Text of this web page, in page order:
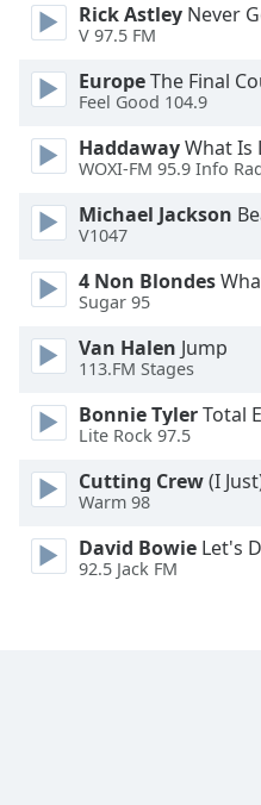
cancel
and
close
Text
Color
Opacity
Text
Background
Caption
Area
Rick Astley Never
V 97.5 FM
EuropeThe Final
Feel Good 104.9
HaddawayWhat Is
WOXI-FM 95.9 Info
Michael Jackson
V1047
4 Non Blondes
Sugar 95
Van Halen Jump
113.FM Stages
Bonnie TylerTotal
Lite Rock 97.5
Cutting Crew(I
Warm 98
David Bowie Let's
92.5 Jack FM